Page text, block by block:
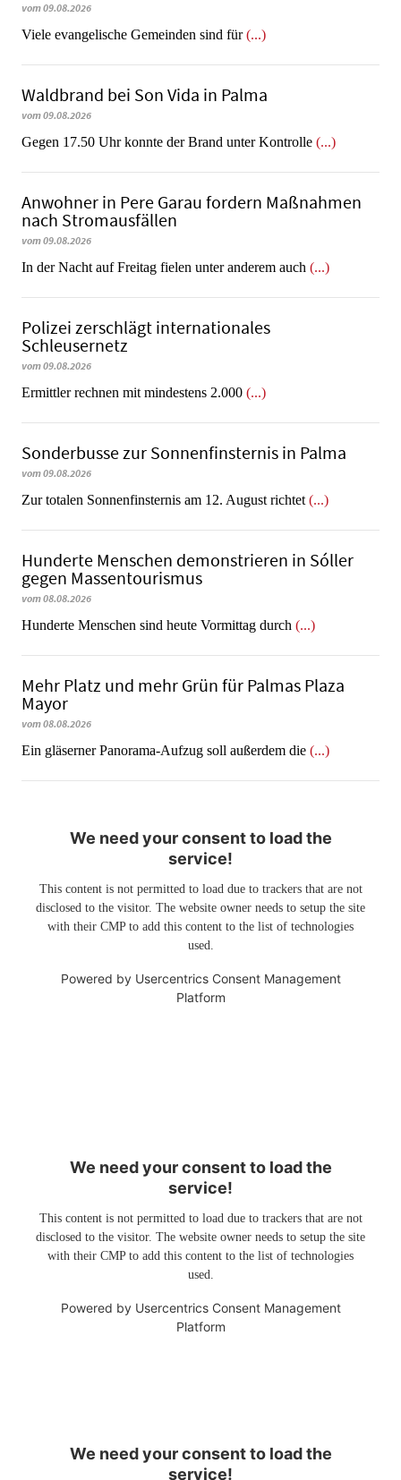
vom 09.08.2026
Viele evangelische Gemeinden sind für(...)
Waldbrand bei Son Vida in Palma
vom 09.08.2026
Gegen 17.50 Uhr konnte der Brand unter Kontrolle (...)
Anwohner in Pere Garau fordern Maßnahmen
nach Stromausfällen
vom 09.08.2026
In der Nacht auf Freitag fielen unter anderem auch (...)
Polizei zerschlägt internationales
Schleusernetz
vom 09.08.2026
Ermittler rechnen mit mindestens 2.000 (...)
Sonderbusse zur Sonnenfinsternis in Palma
vom 09.08.2026
Zur totalen Sonnenfinsternis am 12. August richtet (...)
Hunderte Menschen demonstrieren in Sóller
gegen Massentourismus
vom 08.08.2026
Hunderte Menschen sind heute Vormittag durch (...)
Mehr Platz und mehr Grün für Palmas Plaza
Mayor
vom 08.08.2026
Ein gläserner Panorama-Aufzug soll außerdem die (...)
We need your consent to load the
service!
This content is not permitted to load due to trackers that are not
disclosed to the visitor. The website owner needs to setup the site
with their CMP to add this content to the list of technologies
used.
Powered by Usercentrics Consent Management
Platform
We need your consent to load the
service!
This content is not permitted to load due to trackers that are not
disclosed to the visitor. The website owner needs to setup the site
with their CMP to add this content to the list of technologies
used.
Powered by Usercentrics Consent Management
Platform
We need your consent to load the
service!